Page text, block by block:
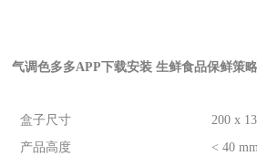
气调色多多APP下载安装 生鲜食品保鲜策
盒子尺寸
200 x
产品高度
< 40